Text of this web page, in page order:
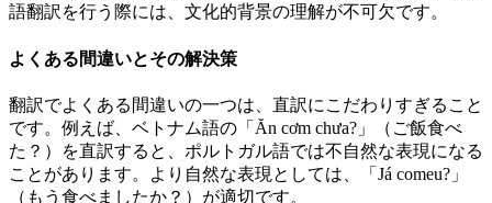
語翻訳を行う際には、文化的背景の理解が不可欠です。
よくある間違いとその解決策
翻訳でよくある間違いの一つは、直訳にこだわりすぎること
です。例えば、ベトナム語の「Ăn cơm chưa?」（ご飯食べ
た？）を直訳すると、ポルトガル語では不自然な表現になる
ことがあります。より自然な表現としては、「Já comeu?」
（もう食べましたか？）が適切です。